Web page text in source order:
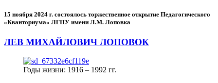
15 ноября 2024 г. состоялось торжественное открытие Педагогического
«Кванториума» ЛГПУ имени Л.М. Лоповка
ЛЕВ МИХАЙЛОВИЧ ЛОПОВОК
Годы жизни: 1916 – 1992 гг.